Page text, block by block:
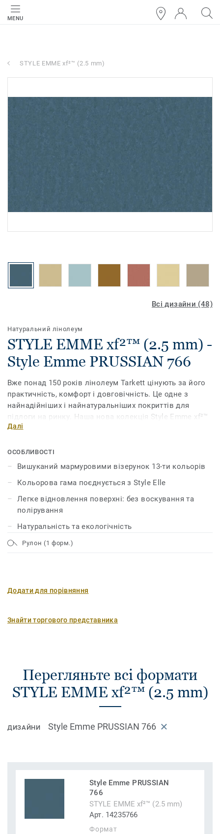
MENU
STYLE EMME xf²™ (2.5 mm)
Всі дизайни (48)
Натуральний лінолеум
STYLE EMME xf²™ (2.5 mm) -
Style Emme PRUSSIAN 766
Вже понад 150 років лінолеум Tarkett цінують за його
практичність, комфорт і довговічність. Це одне з
найнадійніших і найнатуральніших покриттів для
підлоги на ринку. Наша нова колекція Style Emme xf²™
має мармурований візерунок, втілений у
зміцнена за допомогою технології unique xf²™, що
гарантує лінолеуму довговічність, легкий догляд та
ощадливе обслуговування.
Далі
ОСОБЛИВОСТІ
Вишуканий мармуровими візерунок 13-ти кольорів
Кольорова гама поєднується з Style Elle
Легке відновлення поверхні: без воскування та
полірування
Натуральність та екологічність
Рулон (1 форм.)
Додати для порівняння
Знайти торгового представника
Перегляньте всі формати
STYLE EMME xf²™ (2.5 mm)
ДИЗАЙНИ Style Emme PRUSSIAN 766
Style Emme PRUSSIAN
766
STYLE EMME xf²™ (2.5 mm)
Арт. 14235766
Формат